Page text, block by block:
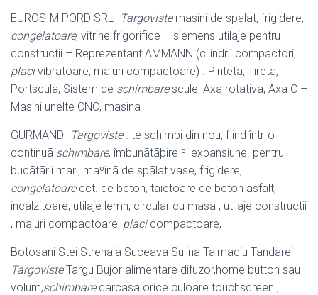
EUROSIM PORD SRL- Targovistemasini de spalat, frigidere,
congelatoare, vitrine frigorifice – siemens utilaje pentru
constructii – Reprezentant AMMANN (cilindrii compactori,
placivibratoare, maiuri compactoare) . Pinteta, Tireta,
Portscula, Sistem de schimbarescule, Axa rotativa, Axa C –
Masini unelte CNC, masina
GURMAND- Targoviste. te schimbi din nou, fiind într-o
continuã schimbare, îmbunãtãþire ºi expansiune. pentru
bucãtãrii mari, maºinã de spãlat vase, frigidere,
congelatoareect. de beton, taietoare de beton asfalt,
incalzitoare, utilaje lemn, circular cu masa , utilaje constructii
, maiuri compactoare, placicompactoare,
Botosani Stei Strehaia Suceava Sulina Talmaciu Tandarei
TargovisteTargu Bujor alimentare difuzor,home button sau
volum,schimbarecarcasa orice culoare touchscreen ,